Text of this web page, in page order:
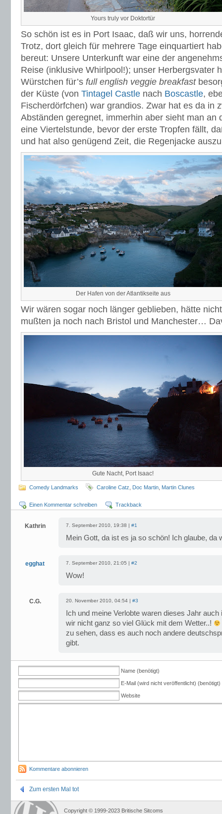
Yours truly vor Doktortür
So schön ist es in Port Isaac, daß wir uns,
Trotz, dort gleich für mehrere Tage einquartiert
bereut: Unsere Unterkunft war eine der
Reise (inklusive Whirlpool!); unser Herbergsvater
Würstchen für’s full english veggie breakfast
der Küste (von Tintagel Castle nach Boscastle,
Fischerdörfchen) war grandios. Zwar hat es da in
Abständen geregnet, immerhin aber sieht man an
eine Viertelstunde, bevor der erste Tropfen fällt,
und hat also genügend Zeit, die Regenjacke
Der Hafen von der Atlantikseite aus
Wir wären sogar noch länger geblieben, hätte
mußten ja noch nach Bristol und Manchester…
Gute Nacht, Port Isaac!
Comedy Landmarks Caroline Catz Doc Martin Martin Clunes
Einen Kommentar schreiben Trackback
Kathrin 7. September 2010, 19:38 | #1
Mein Gott, da ist es ja so schön! Ich glaube, da
egghat 7. September 2010, 21:05 | #2
Wow!
C.G. 20. November 2010, 04:54 | #3
Ich und meine Verlobte waren dieses Jahr
wir nicht ganz so viel Glück mit dem Wetter..!
zu sehen, dass es auch noch andere
gibt.
Name (benötigt)
E-Mail (wird nicht veröffentlicht) (benötigt)
Website
Kommentare abonnieren
Zum ersten Mal tot
Copyright © 1999-2023 Britische Sitcoms